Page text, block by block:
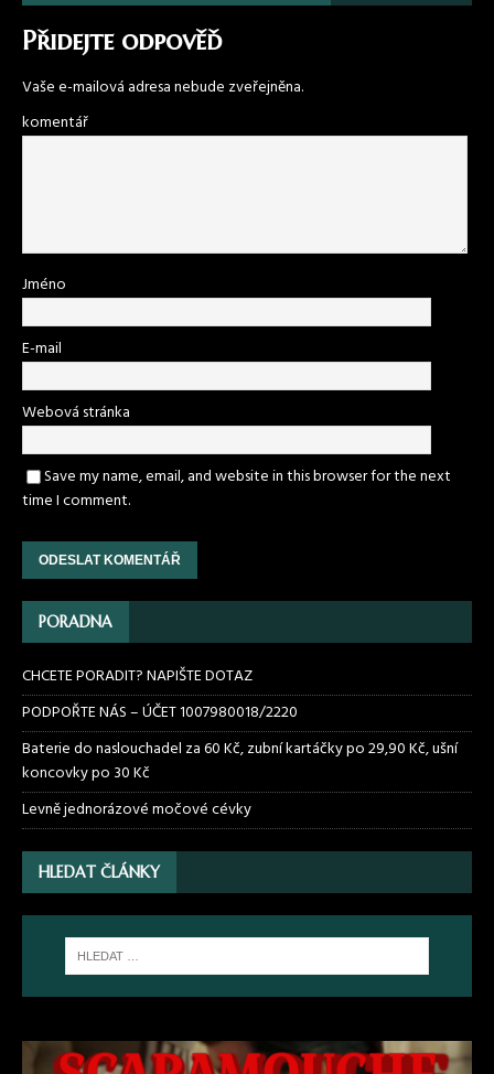
Přidejte odpověď
Vaše e-mailová adresa nebude zveřejněna.
komentář
Jméno
E-mail
Webová stránka
Save my name, email, and website in this browser for the next
time I comment.
PORADNA
CHCETE PORADIT? NAPIŠTE DOTAZ
PODPOŘTE NÁS – ÚČET 1007980018/2220
Baterie do naslouchadel za 60 Kč, zubní kartáčky po 29,90 Kč, ušní
koncovky po 30 Kč
Levně jednorázové močové cévky
HLEDAT ČLÁNKY